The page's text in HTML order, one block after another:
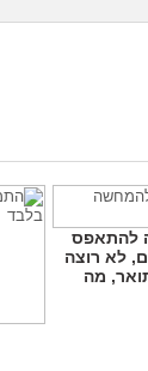
להתאפס
לא רוצה
מה